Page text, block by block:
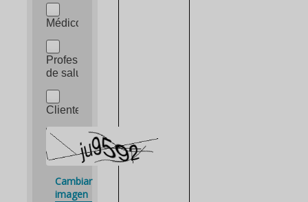
Médico
Profesional
de salud
Cliente
Cambiar
imagen